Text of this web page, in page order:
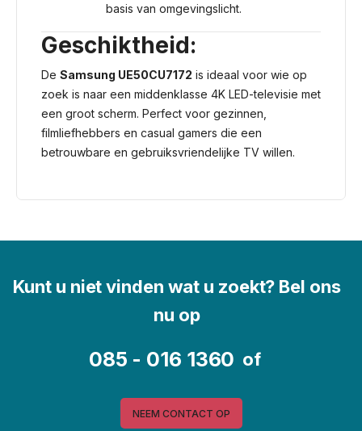
basis van omgevingslicht.
Geschiktheid:
De Samsung UE50CU7172 is ideaal voor wie op
zoek is naar een middenklasse 4K LED-televisie met
een groot scherm. Perfect voor gezinnen,
filmliefhebbers en casual gamers die een
betrouwbare en gebruiksvriendelijke TV willen.
Kunt u niet vinden wat u zoekt? Bel ons
nu op
085 - 016 1360 of
NEEM CONTACT OP